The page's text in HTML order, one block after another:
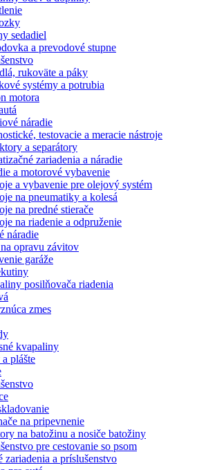
sedadiel
a prevodové stupne
rukoväte a páky
systémy a potrubia
motora
náradie
testovacie a meracie nástroje
a separátory
zariadenia a náradie
a motorové vybavenie
a vybavenie pre olejový systém
na pneumatiky a kolesá
na predné stierače
na riadenie a odpruženie
náradie
opravu závitov
garáže
posilňovača riadenia
zmes
kvapaliny
plášte
na pripevnenie
na batožinu a nosiče batožiny
pre cestovanie so psom
zariadenia a príslušenstvo